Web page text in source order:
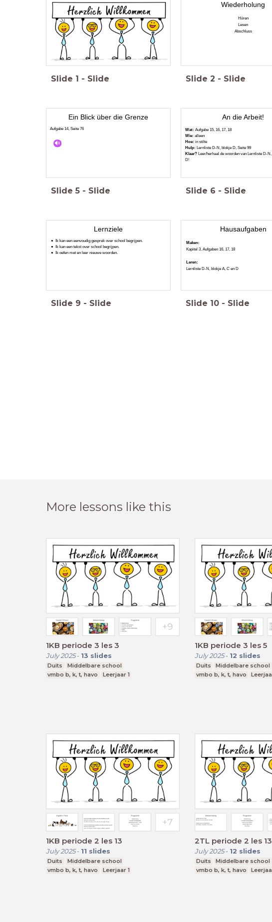
Slide 1 - Slide
Wiederholung
Hören
Lesen
Abschluss
Slide 2 - Slide
Ein Blick über die Grenze
Aufgabe 14, Seite 76
Slide 5 - Slide
An die Arbeit!
Wat: Aufgabe 15, 16, 17, 18
Wie:alleen
Hoe: in stilte
Hulp: Lernliste D-N, blokje D, Seite 99
Klaar? Leer/herhaal de woorden van Lernliste D-
D!
Slide 6 - Slide
Lernziele
Ik kan een eenvoudig gesprek over school begrijpen.
Ik kan een tekst over school begrijpen.
Ik oefen met en leer nieuwe woorden.
Slide 9 - Slide
Hausaufgaben
Maken:
Kapitel 3, Aufgaben 16, 17, 18
Leren:
Lernliste D-N, blokje A, C en D
Slide 10 - Slide
More lessons like this
1KB periode 3 les 3
July 2025- 13 slides
Duits
Middelbare school
vmbo b, k, t, havo
Leerjaar 1
1KB periode 3 les 5
July 2025- 12 slides
Duits
Middelbare school
vmbo b, k, t, havo
1KB periode 2 les 13
July 2025- 11 slides
Duits
Middelbare school
vmbo b, k, t, havo
Leerjaar 1
2TL periode 2 les 13
July 2025- 12 slides
Duits
Middelbare school
vmbo b, k, t, havo